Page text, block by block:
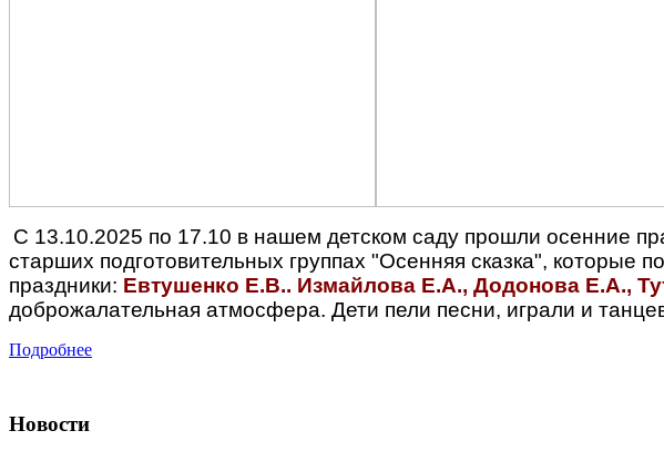
С 13.10.2025 по 17.10 в нашем детском саду прошли осенние
старших подготовительных группах "Осенняя сказка", которые
праздники: Евтушенко Е.В.. Измайлова Е.А., Додонова Е.А.,
доброжалательная атмосфера. Дети пели песни, играли и
Подробнее
Новости